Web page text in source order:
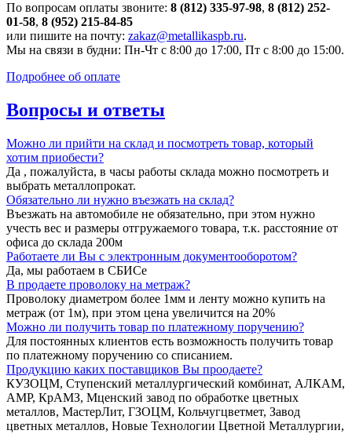
По вопросам оплаты звоните: 8 (812) 335-97-98, 8 (812) 252-
01-58, 8 (952) 215-84-85
или пишите на почту: zakaz@metallikaspb.ru.
Мы на связи в будни: Пн-Чт с 8:00 до 17:00, Пт с 8:00 до 15:00.
Подробнее об оплате
Вопросы и ответы
Можно ли прийти на склад и посмотреть товар, который
хотим приобести?
Да , пожалуйста, в часы работы склада можно посмотреть и
выбрать металлопрокат.
Обязательно ли нужно въезжать на склад?
Въезжать на автомобиле не обязательно, при этом нужно
учесть вес и размеры отгружаемого товара, т.к. расстояние от
офиса до склада 200м
Работаете ли Вы с электронным документооборотом?
Да, мы работаем в СБИСе
В продаете проволоку на метраж?
Проволоку диаметром более 1мм и ленту можно купить на
метраж (от 1м), при этом цена увеличится на 20%
Можно ли получить товар по платежному поручению?
Для постоянных клиентов есть возможность получить товар
по платежному поручению со списанием.
Продукцию каких поставщиков Вы проодаете?
КУЗОЦМ, Ступенский металлургический комбинат, АЛКАМ,
АМР, КрАМЗ, Мценский завод по обработке цветных
металлов, МастерЛит, ГЗОЦМ, Кольчугцветмет, Завод
цветных металлов, Новые Технологии Цветной Металлургии,